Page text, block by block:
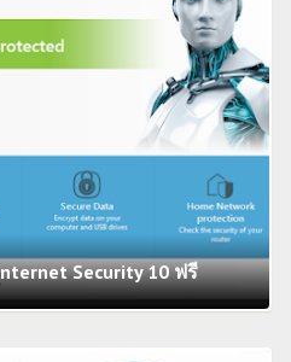
Security 10 ฟรี